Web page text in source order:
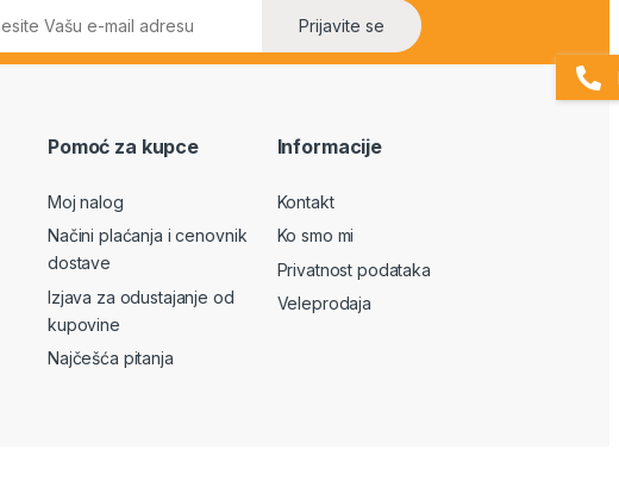
Prijavite se
Pomoć za kupce
Moj nalog
Načini plaćanja i cenovnik
dostave
Izjava za odustajanje od
kupovine
Najčešća pitanja
Informacije
Kontakt
Ko smo mi
Privatnost podataka
Veleprodaja